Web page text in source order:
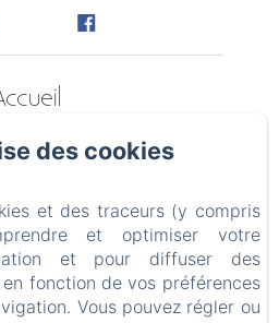
confidentialité
légales
des cookies
et des traceurs (y compris
et optimiser votre
et pour diffuser des
fonction de vos préférences
Vous pouvez régler ou